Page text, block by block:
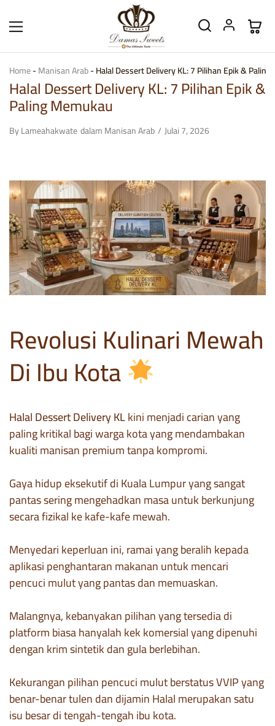
Home-Manisan Arab-Halal Dessert Delivery KL: 7 Pilihan Epik &
Halal Dessert Delivery KL: 7 Pilihan Epik &
Paling Memukau
ByLameahakwatedalamManisan Arab Julai 7, 2026
Revolusi Kulinari Mewah
Di Ibu Kota
Halal Dessert Delivery KLkini menjadi carian yang
paling kritikal bagi warga kota yang mendambakan
kualiti manisan premium tanpa kompromi.
Gaya hidup eksekutif di Kuala Lumpur yang sangat
pantas sering mengehadkan masa untuk berkunjung
secara fizikal ke kafe-kafe mewah.
Menyedari keperluan ini, ramai yang beralih kepada
aplikasi penghantaran makanan untuk mencari
pencuci mulut yang pantas dan memuaskan.
Malangnya, kebanyakan pilihan yang tersedia di
platform biasa hanyalah kek komersial yang dipenuhi
dengan krim sintetik dan gula berlebihan.
Kekurangan pilihan pencuci mulut berstatus VVIP yang
benar-benar tulen dan dijamin Halal merupakan satu
isu besar di tengah-tengah ibu kota.